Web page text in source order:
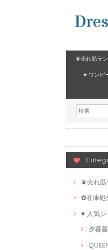
♛売れ筋ラ
♥ ワンピ
♛売れ筋
✿在庫処
♥ 人気シ
夕暮